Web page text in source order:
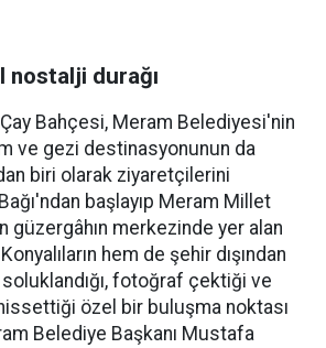
nostalji durağı
Bahçesi, Meram Belediyesi'nin
ve gezi destinasyonunun da
biri olarak ziyaretçilerini
başlayıp Meram Millet
güzergâhın merkezinde yer alan
hem de şehir dışından
fotoğraf çektiği ve
özel bir buluşma noktası
Belediye Başkanı Mustafa